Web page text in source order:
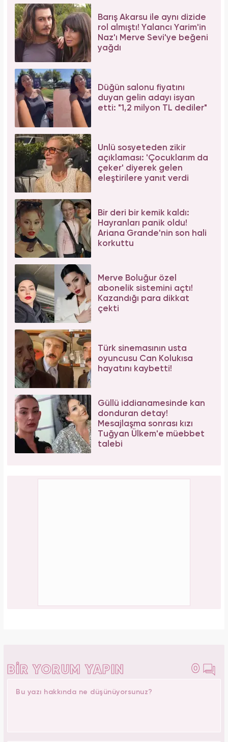
Barış Akarsu ile aynı dizide
rol almıştı! Yalancı Yarim'in
Naz'ı Merve Sevi'ye beğeni
yağdı
Düğün salonu fiyatını
duyan gelin adayı isyan
etti: "1,2 milyon TL dediler"
Ünlü sosyeteden zikir
açıklaması: 'Çocuklarım da
çeker' diyerek gelen
eleştirilere yanıt verdi
Bir deri bir kemik kaldı:
Hayranları panik oldu!
Ariana Grande'nin son hali
korkuttu
Merve Boluğur özel
abonelik sistemini açtı!
Kazandığı para dikkat
çekti
Türk sinemasının usta
oyuncusu Can Kolukısa
hayatını kaybetti!
Güllü iddianamesinde kan
donduran detay!
Mesajlaşma sonrası kızı
Tuğyan Ülkem'e müebbet
talebi
BİR YORUM YAPIN 0